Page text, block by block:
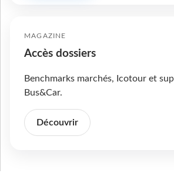
MAGAZINE
Accès dossiers
Benchmarks marchés, Icotour et
Bus&Car.
Découvrir